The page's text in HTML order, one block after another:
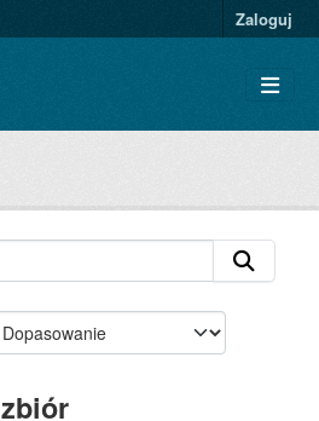
Zaloguj